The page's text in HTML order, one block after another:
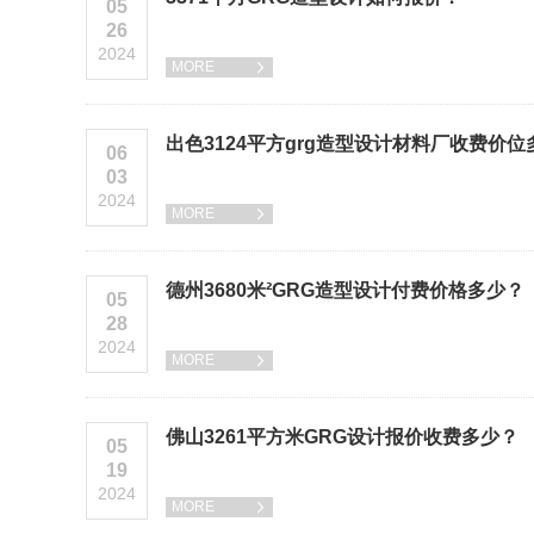
05
26
2024
MORE 
06
03
2024
出色3124平方grg造型设计材料厂收费价位
MORE 
05
28
2024
德州3680米²GRG造型设计付费价格多少？
MORE 
05
19
2024
佛山3261平方米GRG设计报价收费多少？
MORE 